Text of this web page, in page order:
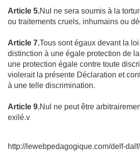
Article 5.Nul ne sera soumis à la
ou traitements cruels, inhumains ou
Article 7.Tous sont égaux devant la
distinction à une égale protection de
une protection égale contre toute
violerait la présente Déclaration et
à une telle discrimination.
Article 9.Nul ne peut être
exilé.v
http://lewebpedagogique.com/delf-dalf/